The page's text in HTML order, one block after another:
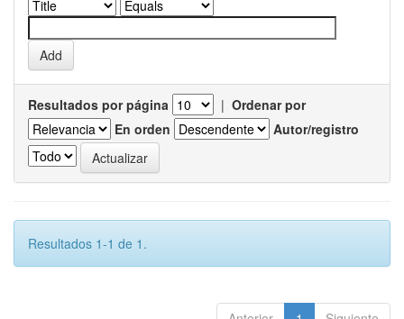
Resultados por página | Ordenar por
En orden
Autor/registro
Resultados 1-1 de 1.